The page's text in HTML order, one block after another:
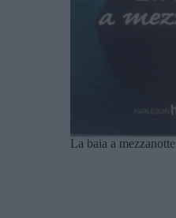
La baia a mezzanotte